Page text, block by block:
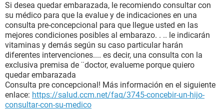
Si desea quedar embarazada, le recomiendo consultar con
su médico para que la evalue y de indicaciones en una
consulta pre-concepcional para que llegue usted en las
mejores condiciones posibles al embarazo. . .. le indicarán
vitaminas y demás según su caso particular harán
diferentes intervenciones.... es decir, una consulta con la
exclusiva premisa de ¨doctor, evalueme porque quiero
quedar embarazada
Consulta pre concepcional! Más información en el siguiente
enlace: https://salud.ccm.net/faq/3745-concebir-un-hijo-
consultar-con-su-medico